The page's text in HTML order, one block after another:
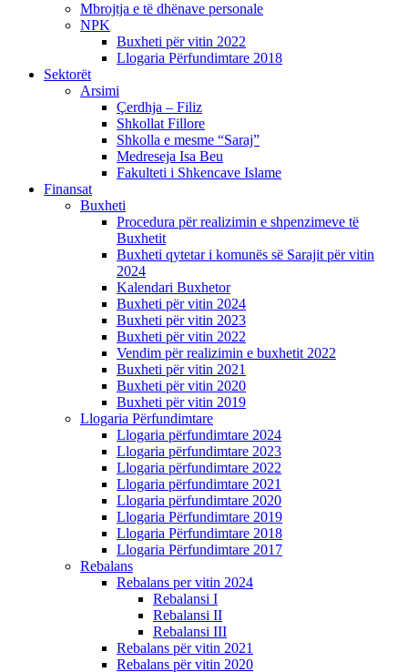
Mbrojtja e të dhënave personale
NPK
Buxheti për vitin 2022
Llogaria Përfundimtare 2018
Sektorët
Arsimi
Çerdhja – Filiz
Shkollat Fillore
Shkolla e mesme “Saraj”
Medreseja Isa Beu
Fakulteti i Shkencave Islame
Finansat
Buxheti
Procedura për realizimin e shpenzimeve të
Buxhetit
Buxheti qytetar i komunës së Sarajit për vitin
2024
Kalendari Buxhetor
Buxheti për vitin 2024
Buxheti për vitin 2023
Buxheti për vitin 2022
Vendim për realizimin e buxhetit 2022
Buxheti për vitin 2021
Buxheti për vitin 2020
Buxheti për vitin 2019
Llogaria Përfundimtare
Llogaria përfundimtare 2024
Llogaria përfundimtare 2023
Llogaria përfundimtare 2022
Llogaria përfundimtare 2021
Llogaria përfundimtare 2020
Llogaria Përfundimtare 2019
Llogaria Përfundimtare 2018
Llogaria Përfundimtare 2017
Rebalans
Rebalans per vitin 2024
Rebalansi I
Rebalansi II
Rebalansi III
Rebalans për vitin 2021
Rebalans për vitin 2020